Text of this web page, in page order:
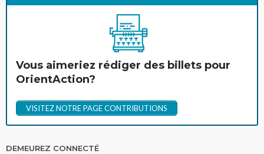
Vous aimeriez rédiger des billets pour
OrientAction?
VISITEZ NOTRE PAGE CONTRIBUTIONS
DEMEUREZ CONNECTÉ